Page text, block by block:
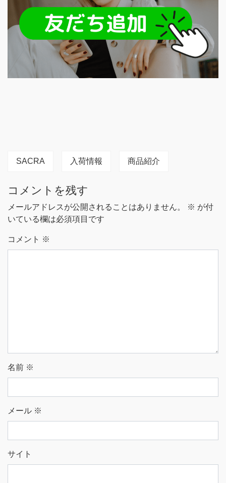
SACRA 入荷情報 商品紹介
コメントを残す
メールアドレスが公開されることはありません。 ※ が付
いている欄は必須項目です
コメント ※
名前 ※
メール ※
サイト